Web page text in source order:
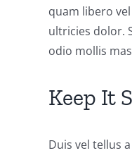
quam libero
ultricies dolor.
odio mollis
Keep It
Duis vel tellus